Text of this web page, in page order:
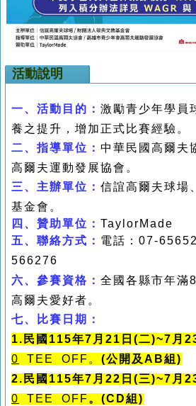
活動說明
一、 活動目的： 激勵青少年學員
養之提升，增加正式比賽經驗。
二、 指導單位： 中華民國高爾夫
高爾夫運動發展協會。
三、 主辦單位： 信誼高爾夫球場
基金會。
四、 贊助單位 ： TaylorMade
五、 聯絡方式： 電話： 07-
566276
六、 參賽資格： 全國各縣市年滿8
高爾夫愛好者。
七、
比賽日期：
1.民國 115年7 月21日(二)~7月
0
TEE OFF。 (公開及AB組)
2.民國115年7月22日(三)~7月
0
TEE OFF。(CD組)